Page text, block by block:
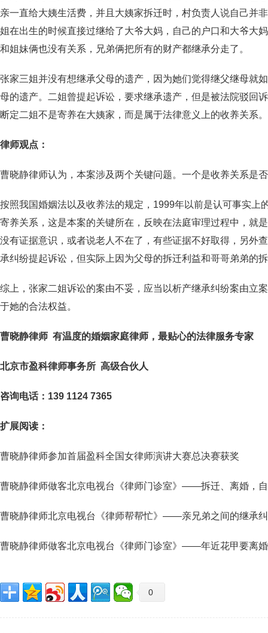
亲一直给大姨生活费，并且大姨家拆迁时，村负责人说自己并
姐在出生的时候直接过继给了大爷大妈，自己的户口和大爷大
和姐妹俩也没有关系，兄弟俩把所有的财产都继承分走了。
张家三姐并没有想继承父母的遗产，因为她们觉得继父继母就
母的遗产。二姐曾提起诉讼，要求继承遗产，但是被法院驳回
断定二姐不是寄养在大姨家，而是属于法律意义上的收养关系
律师观点：
曹晓静律师认为，本案涉及两个关键问题。一个是收养关系是
按照我国婚姻法以及收养法的规定，1999年以前是认可事实
寄养关系，这是本案的关键所在，反映在法庭审理过程中，就
没有证据意识，或者说老人不在了，有些证据不好取得，另外
承纠纷提起诉讼，但实际上因为父母的拆迁利益和哥哥弟弟的
综上，张家二姐诉讼的案由不妥，应当以析产继承纠纷案由立
于她的合法权益。
曹晓静律师 有温度的婚姻家庭律师，最贴心的法律服务专家
北京市盈科律师事务所 高级合伙人
咨询电话：139 1124 7365
扩展阅读：
曹晓静律师参加首届盈科全国女律师演讲大赛总决赛获奖
曹晓静律师做客北京电视台《律师门诊室》——拆迁、离婚，
曹晓静律师北京电视台《律师帮帮忙》——亲兄弟之间的继承
曹晓静律师做客北京电视台《律师门诊室》——年近花甲要离
0